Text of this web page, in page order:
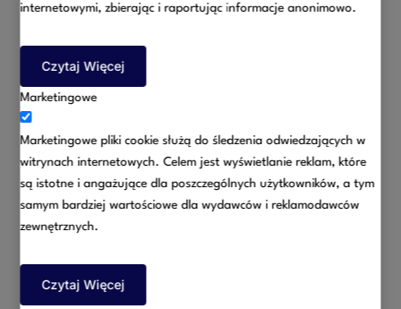
prawa pracy – zarówno dla pracowników, jak i
Więcej
internetowymi, zbierając i raportując informacje anonimowo.
Czytaj Więcej
Marketingowe
Marketingowe pliki cookie służą do śledzenia odwiedzających w
witrynach internetowych. Celem jest wyświetlanie reklam, które
są istotne i angażujące dla poszczególnych użytkowników, a tym
samym bardziej wartościowe dla wydawców i reklamodawców
zewnętrznych.
Czytaj Więcej